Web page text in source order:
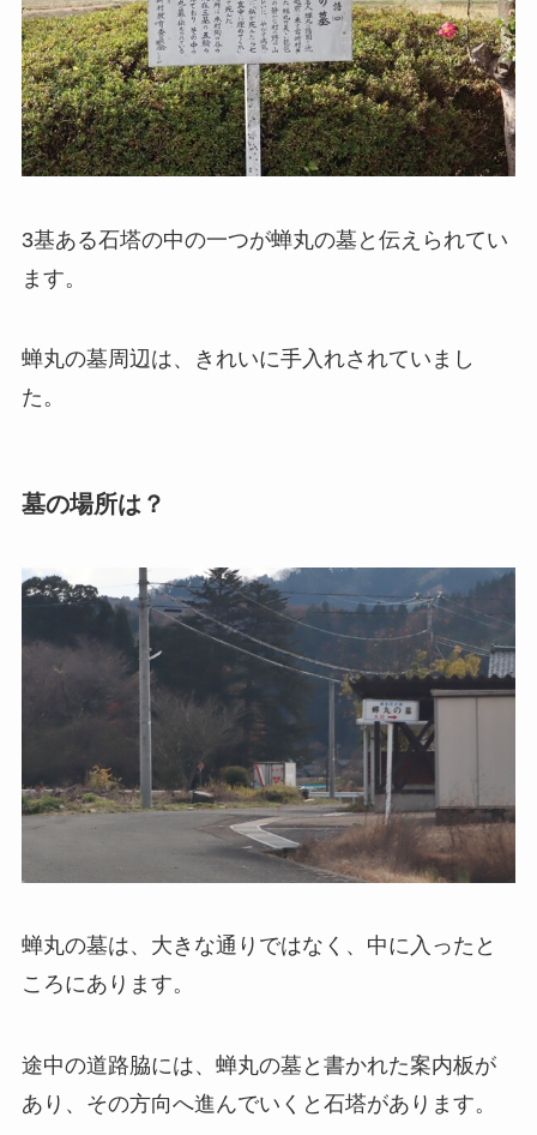
3基ある石塔の中の一つが蝉丸の墓と伝えられてい
ます。
蝉丸の墓周辺は、きれいに手入れされていまし
た。
墓の場所は？
蝉丸の墓は、大きな通りではなく、中に入ったと
ころにあります。
途中の道路脇には、蝉丸の墓と書かれた案内板が
あり、その方向へ進んでいくと石塔があります。